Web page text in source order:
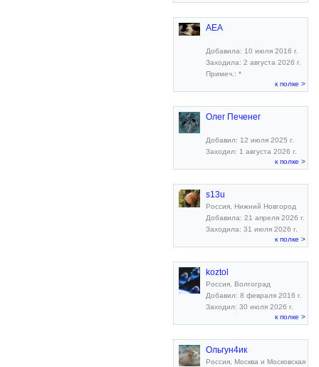
AEA
Добавила: 10 июля 2016 г.
Заходила: 2 августа 2026 г.
Примеч.: *
к полке >
Олег Печенег
Добавил: 12 июля 2025 г.
Заходил: 1 августа 2026 г.
к полке >
s13u
Россия, Нижний Новгород
Добавила: 21 апреля 2026 г.
Заходила: 31 июля 2026 г.
к полке >
koztol
Россия, Волгоград
Добавил: 8 февраля 2016 г.
Заходил: 30 июля 2026 г.
к полке >
Ольгун4ик
Россия, Москва и Московская